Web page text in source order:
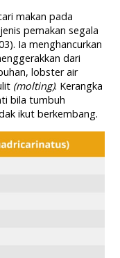
makan pada
pemakan segala
Ia menghancurkan
dari
lobster air
(molting). Kerangka
bila tumbuh
ikut berkembang.